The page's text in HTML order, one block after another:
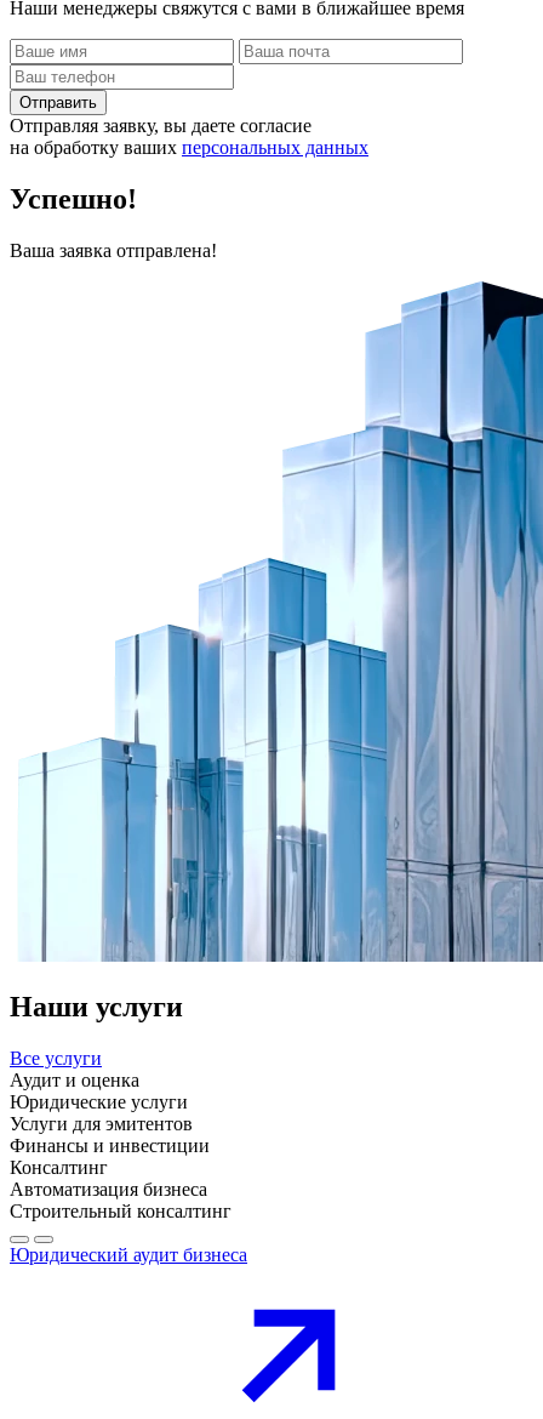
Наши менеджеры свяжутся с вами в ближайшее время
Отправить
Отправляя заявку, вы даете согласие
на обработку ваших персональных данных
Успешно!
Ваша заявка отправлена!
Наши услуги
Все услуги
Аудит и оценка
Юридические услуги
Услуги для эмитентов
Финансы и инвестиции
Консалтинг
Автоматизация бизнеса
Строительный консалтинг
Юридический аудит бизнеса